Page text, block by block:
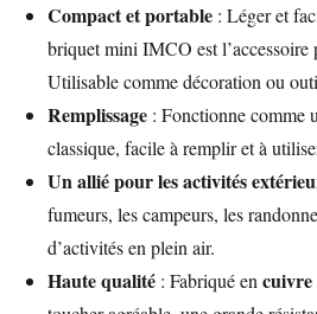
Compact et portable : Léger et
briquet mini IMCO est l’accessoire
Utilisable comme décoration ou
Remplissage : Fonctionne comme
classique, facile à remplir et à
Un allié pour les activités
fumeurs, les campeurs, les
d’activités en plein air.
Haute qualité : Fabriqué en